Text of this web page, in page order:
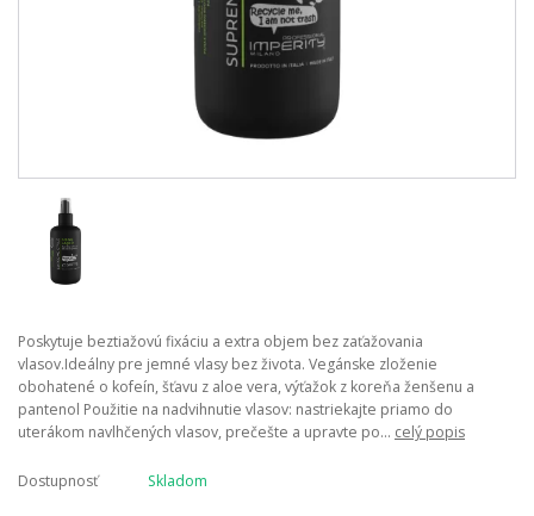
Poskytuje beztiažovú fixáciu a extra objem bez zaťažovania
vlasov.Ideálny pre jemné vlasy bez života. Vegánske zloženie
obohatené o kofeín, šťavu z aloe vera, výťažok z koreňa ženšenu a
pantenol Použitie na nadvihnutie vlasov: nastriekajte priamo do
uterákom navlhčených vlasov, prečešte a upravte po... celý popis
Dostupnosť Skladom